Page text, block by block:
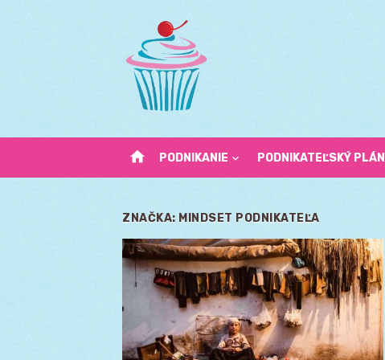
home PODNIKANIE PODNIKATEĽSKÝ PLÁN
ZNAČKA: MINDSET PODNIKATEĽA